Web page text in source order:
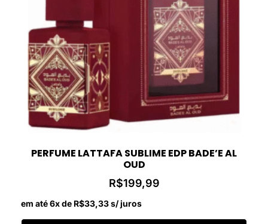
PERFUME LATTAFA SUBLIME EDP BADE’E AL
OUD
R$199,99
em até 6x de R$33,33s/ juros